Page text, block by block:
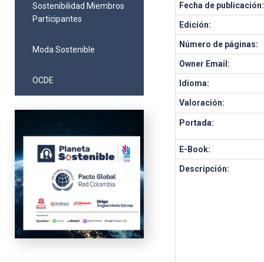
Sostenibilidad Miembros
Participantes
Moda Sostenible
OCDE
Fecha de publicación:
Edición:
Número de páginas:
Owner Email:
Idioma:
Valoración:
Portada:
E-Book:
Descripción: